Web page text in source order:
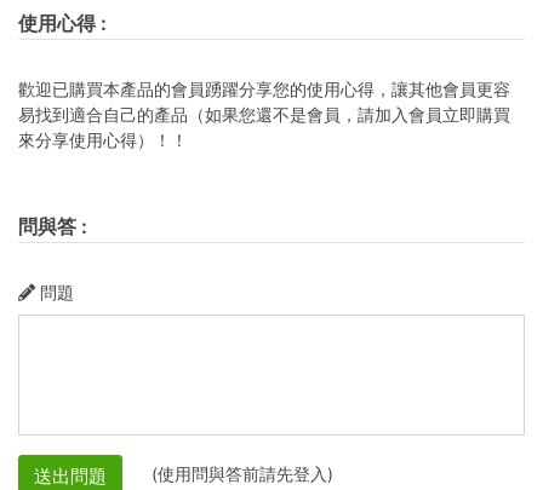
使用心得:
歡迎已購買本產品的會員踴躍分享您的使用心得，讓其他會員更容
易找到適合自己的產品（如果您還不是會員，請加入會員立即購買
來分享使用心得）！！
問與答 :
問題
送出問題 (使用問與答前請先登入)